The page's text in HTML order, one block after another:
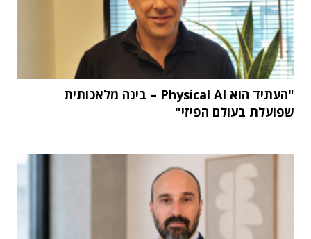
"העתיד הוא Physical AI – בינה מלאכותית
שפועלת בעולם הפיזי"